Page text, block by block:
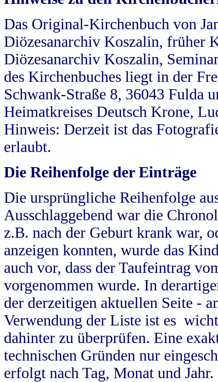
Das Original-Kirchenbuch von
Diözesanarchiv Koszalin, früher
Diözesanarchiv Koszalin,
des Kirchenbuches liegt in der
Schwank-Straße 8, 36043 Fulda
Heimatkreises Deutsch Krone,
Hinweis: Derzeit ist das
erlaubt.
Die Reihenfolge der Einträge
Die ursprüngliche Reihenfolge
Ausschlaggebend war die
z.B. nach der Geburt krank war,
anzeigen konnten, wurde das
auch vor, dass der Taufeintrag
vorgenommen wurde. In
der derzeitigen aktuellen Seite -
Verwendung der Liste ist es
dahinter zu überprüfen. Eine
technischen Gründen nur
erfolgt nach Tag, Monat und Jahr.